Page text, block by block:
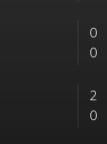
0
0
2
0